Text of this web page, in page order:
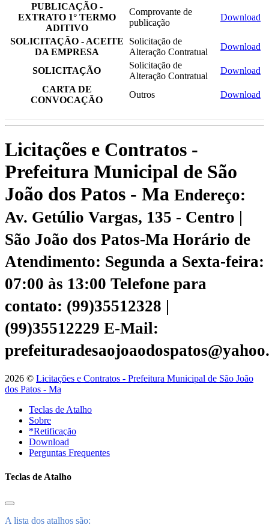
PUBLICAÇÃO -
EXTRATO 1° TERMO
ADITIVO
Comprovante de
publicação
Download
SOLICITAÇÃO - ACEITE
DA EMPRESA
Solicitação de
Alteração Contratual
Download
SOLICITAÇÃO
Solicitação de
Alteração Contratual
Download
CARTA DE
CONVOCAÇÃO
Outros Download
Licitações e Contratos -
Prefeitura Municipal de São
João dos Patos - Ma Endereço:
Av. Getúlio Vargas, 135 - Centro |
São João dos Patos-Ma Horário de
Atendimento: Segunda a Sexta-feira:
07:00 às 13:00 Telefone para
contato: (99)35512328 |
(99)35512229 E-Mail:
2026 © Licitações e Contratos - Prefeitura Municipal de São João
dos Patos - Ma
Teclas de Atalho
Sobre
*Retificação
Download
Perguntas Frequentes
Teclas de Atalho
A lista dos atalhos são: